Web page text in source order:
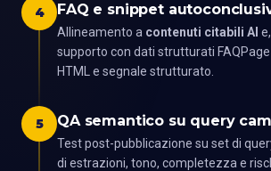
4 FAQ e snippet
Allineamento a contenuti citabili AI
supporto con dati strutturati
HTML e segnale strutturato.
5 QA semantico su query
Test post-pubblicazione su set di
di estrazioni, tono, completezza e